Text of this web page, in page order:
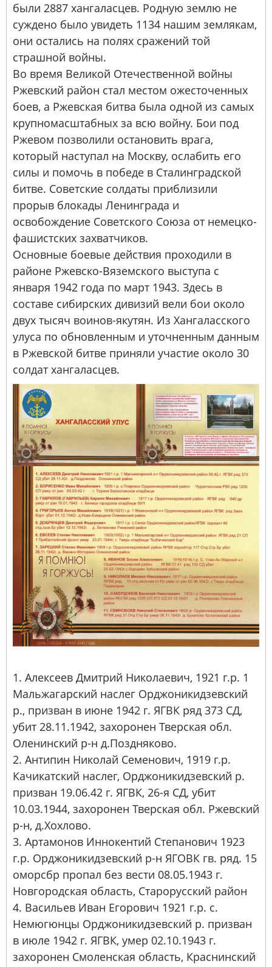
были 2887 хангаласцев. Родную землю не
суждено было увидеть 1134 нашим землякам,
они остались на полях сражений той
страшной войны.
Во время Великой Отечественной войны
Ржевский район стал местом ожесточенных
боев, а Ржевская битва была одной из самых
крупномасштабных за всю войну. Бои под
Ржевом позволили остановить врага,
который наступал на Москву, ослабить его
силы и помочь в победе в Сталинградской
битве. Советские солдаты приблизили
прорыв блокады Ленинграда и
освобождение Советского Союза от немецко-
фашистских захватчиков.
Основные боевые действия проходили в
районе Ржевско-Вяземского выступа с
января 1942 года по март 1943. Здесь в
составе сибирских дивизий вели бои около
двух тысяч воинов-якутян. Из Хангаласского
улуса по обновленным и уточненным данным
в Ржевской битве приняли участие около 30
солдат хангаласцев.
1. Алексеев Дмитрий Николаевич, 1921 г.р. 1
Мальжагарский наслег Орджоникидзевский
р., призван в июне 1942 г. ЯГВК ряд 373 СД,
убит 28.11.1942, захоронен Тверская обл.
Оленинский р-н д.Поздняково.
2. Антипин Николай Семенович, 1919 г.р.
Качикатский наслег, Орджоникидзевский р.
призван 19.06.42 г. ЯГВК, 26-я СД, убит
10.03.1944, захоронен Тверская обл. Ржевский
р-н, д.Хохлово.
3. Артамонов Иннокентий Степанович 1923
г.р. Орджоникидзевский р-н ЯГОВК гв. ряд. 15
оморсбр пропал без вести 08.05.1943 г.
Новгородская область, Старорусский район
4. Васильев Иван Егорович 1921 г.р. с.
Немюгюнцы Орджоникидзевский р. призван
в июле 1942 г. ЯГВК, умер 02.10.1943 г.
захоронен Смоленская область, Краснинский